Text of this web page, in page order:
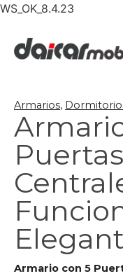
WS_OK_8.4.23
Armarios,
Armario con 5